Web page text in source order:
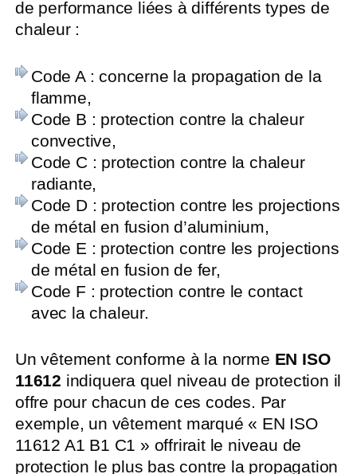
de performance liées à différents types de
chaleur :
Code A : concerne la propagation de la
flamme,
Code B : protection contre la chaleur
convective,
Code C : protection contre la chaleur
radiante,
Code D : protection contre les projections
de métal en fusion d’aluminium,
Code E : protection contre les projections
de métal en fusion de fer,
Code F : protection contre le contact
avec la chaleur.
Un vêtement conforme à la norme EN ISO
11612 indiquera quel niveau de protection il
offre pour chacun de ces codes. Par
exemple, un vêtement marqué « EN ISO
11612 A1 B1 C1 » offrirait le niveau de
protection le plus bas contre la propagation